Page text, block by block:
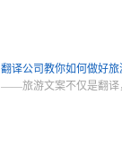
翻译公司教你如何做好
——旅游文案不仅是翻译